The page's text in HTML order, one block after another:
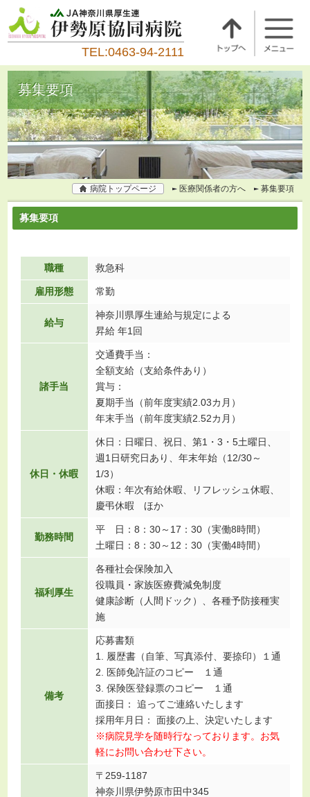
TEL:0463-94-2111
募集要項
病院トップページ 医療関係者の方へ 募集要項
募集要項
職種 救急科
雇用形態 常勤
給与
神奈川県厚生連給与規定による
昇給 年1回
諸手当
交通費手当：
全額支給（支給条件あり）
賞与：
夏期手当（前年度実績2.03カ月）
年末手当（前年度実績2.52カ月）
休日・休暇
休日：日曜日、祝日、第1・3・5土曜日、
週1日研究日あり、年末年始（12/30～
1/3）
休暇：年次有給休暇、リフレッシュ休暇、
慶弔休暇 ほか
勤務時間
平 日：8：30～17：30（実働8時間）
土曜日：8：30～12：30（実働4時間）
福利厚生
各種社会保険加入
役職員・家族医療費減免制度
健康診断（人間ドック）、各種予防接種実
施
備考
応募書類
1. 履歴書（自筆、写真添付、要捺印）１通
2. 医師免許証のコピー １通
3. 保険医登録票のコピー １通
面接日： 追ってご連絡いたします
採用年月日： 面接の上、決定いたします
※病院見学を随時行なっております。お気
軽にお問い合わせ下さい。
〒259-1187
神奈川県伊勢原市田中345